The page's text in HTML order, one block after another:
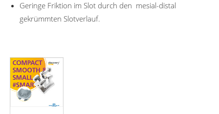
Geringe Friktion im Slot durch den mesial-distal
gekrümmten Slotverlauf.